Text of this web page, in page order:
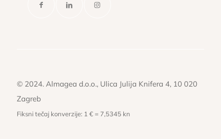
© 2024. Almagea d.o.o., Ulica Julija Knifera 4, 10 020
Zagreb
Fiksni tečaj konverzije: 1 € = 7,5345 kn